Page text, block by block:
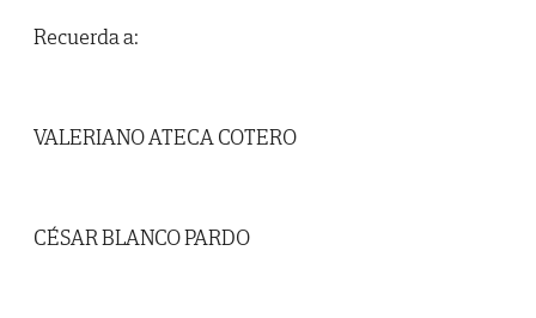
Recuerda a:
VALERIANO ATECA COTERO
CÉSAR BLANCO PARDO